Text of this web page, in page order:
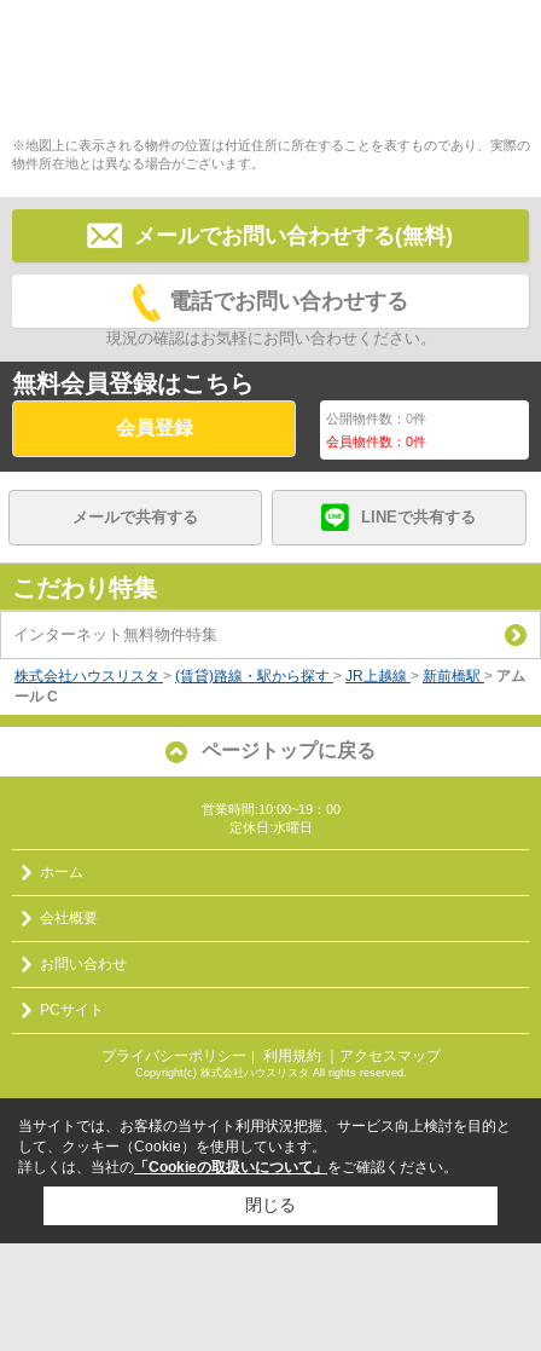
※地図上に表示される物件の位置は付近住所に所在することを表すものであり、実際の
物件所在地とは異なる場合がございます。
メールでお問い合わせする(無料)
電話でお問い合わせする
現況の確認はお気軽にお問い合わせください。
無料会員登録はこちら
会員登録 公開物件数：0件
会員物件数：0件
メールで共有する LINEで共有する
こだわり特集
インターネット無料物件特集
株式会社ハウスリスタ > (賃貸)路線・駅から探す > JR上越線 > 新前橋駅 > アム
ール C
ページトップに戻る
営業時間:10:00~19：00
定休日:水曜日
ホーム
会社概要
お問い合わせ
PCサイト
プライバシーポリシー 利用規約 ｜アクセスマップ
Copyright(c) 株式会社ハウスリスタ All rights reserved.
当サイトでは、お客様の当サイト利用状況把握、サービス向上検討を目的と
して、クッキー（Cookie）を使用しています。
詳しくは、当社の 「Cookieの取扱いについて」 をご確認ください。
閉じる